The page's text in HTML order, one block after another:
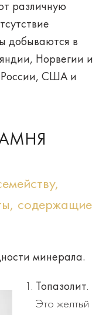
различную
добываются в
Норвегии и
России, США и
содержащие
минерала.
Топазолит.
Это желтый